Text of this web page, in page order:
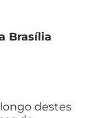
Brasília
destes